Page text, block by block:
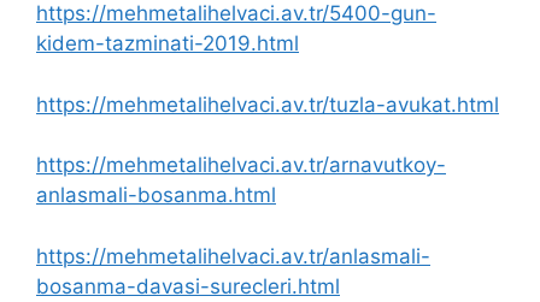
https://mehmetalihelvaci.av.tr/5400-gun-
kidem-tazminati-2019.html
https://mehmetalihelvaci.av.tr/tuzla-avukat.html
https://mehmetalihelvaci.av.tr/arnavutkoy-
anlasmali-bosanma.html
https://mehmetalihelvaci.av.tr/anlasmali-
bosanma-davasi-surecleri.html